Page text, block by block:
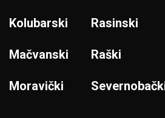
Kolubarski
Mačvanski
Moravički
Rasinski
Raški